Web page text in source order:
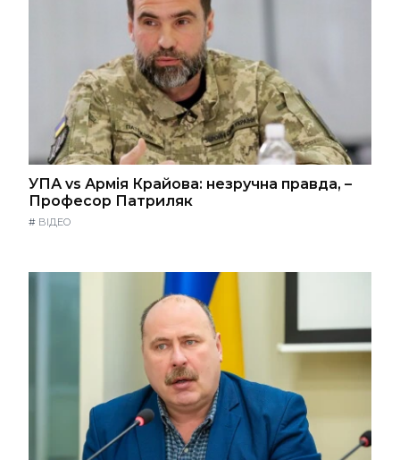
УПА vs Армія Крайова: незручна правда, –
Професор Патриляк
# ВІДЕО